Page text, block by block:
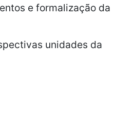
e formalização da
unidades da